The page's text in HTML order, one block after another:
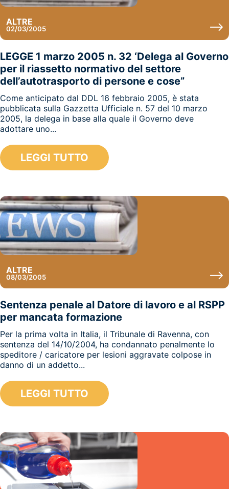
ALTRE
02/03/2005
LEGGE 1 marzo 2005 n. 32 ‘Delega al Governo
per il riassetto normativo del settore
dell’autotrasporto di persone e cose”
Come anticipato dal DDL 16 febbraio 2005, è stata
pubblicata sulla Gazzetta Ufficiale n. 57 del 10 marzo
2005, la delega in base alla quale il Governo deve
adottare uno...
LEGGI TUTTO
ALTRE
08/03/2005
Sentenza penale al Datore di lavoro e al RSPP
per mancata formazione
Per la prima volta in Italia, il Tribunale di Ravenna, con
sentenza del 14/10/2004, ha condannato penalmente lo
speditore / caricatore per lesioni aggravate colpose in
danno di un addetto...
LEGGI TUTTO